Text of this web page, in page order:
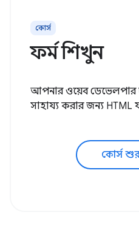
কোর্স
ফর্ম শিখুন
আপনার ওয়েব ডেভেলপার
সাহায্য করার জন্য HTML
কোর্স